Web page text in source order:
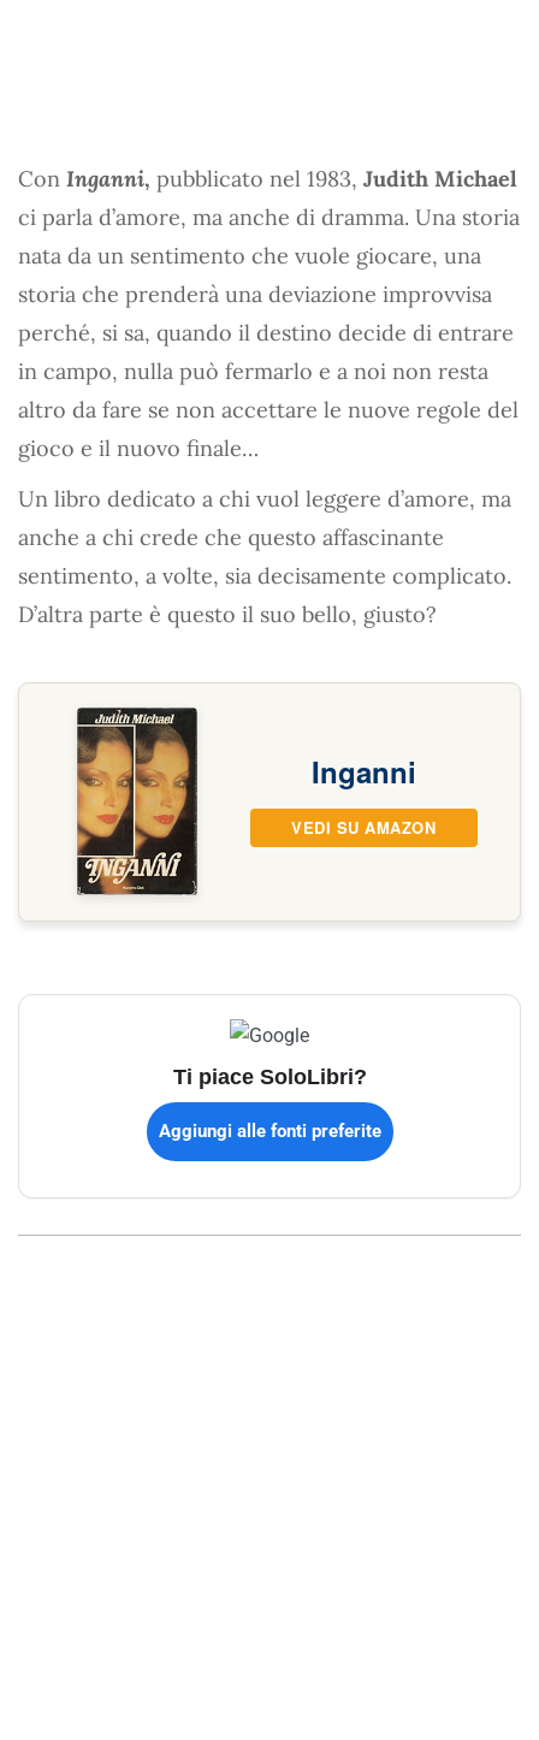
Con Inganni, pubblicato nel 1983, Judith Michael
ci parla d’amore, ma anche di dramma. Una storia
nata da un sentimento che vuole giocare, una
storia che prenderà una deviazione improvvisa
perché, si sa, quando il destino decide di entrare
in campo, nulla può fermarlo e a noi non resta
altro da fare se non accettare le nuove regole del
gioco e il nuovo finale…
Un libro dedicato a chi vuol leggere d’amore, ma
anche a chi crede che questo affascinante
sentimento, a volte, sia decisamente complicato.
D’altra parte è questo il suo bello, giusto?
Inganni
VEDI SU AMAZON
Ti piace SoloLibri?
Aggiungi alle fonti preferite